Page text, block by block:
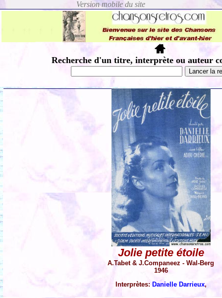
Recherche d'un titre, interprète ou auteur
Jolie petite étoile
A.Tabet & J.Companeez - Wal-Berg
1946
Interprètes: Danielle Darrieux,